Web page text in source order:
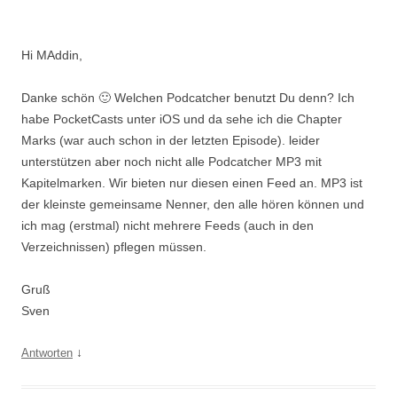
Hi MAddin,
Danke schön 🙂 Welchen Podcatcher benutzt Du denn? Ich
habe PocketCasts unter iOS und da sehe ich die Chapter
Marks (war auch schon in der letzten Episode). leider
unterstützen aber noch nicht alle Podcatcher MP3 mit
Kapitelmarken. Wir bieten nur diesen einen Feed an. MP3 ist
der kleinste gemeinsame Nenner, den alle hören können und
ich mag (erstmal) nicht mehrere Feeds (auch in den
Verzeichnissen) pflegen müssen.
Gruß
Sven
Antworten ↓